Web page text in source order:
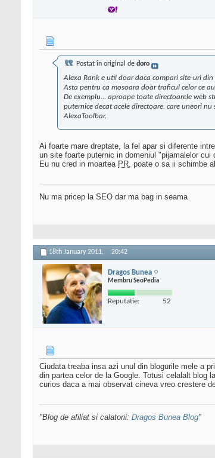
Postat în original de doro
Alexa Rank e util doar daca compari site-uri
Asta pentru ca mosoara doar traficul celor ce
De exemplu... aproape toate directoarele web
puternice decat acele directoare, care uneori
AlexaToolbar.
Ai foarte mare dreptate, la fel apar si diferente
un site foarte puternic in domeniul "pijamalelor
Eu nu cred in moartea PR, poate o sa ii schimbe
Nu ma pricep la SEO dar ma bag in seama
18th January 2011, 20:42
Dragos Bunea
Membru SeoPedia
Reputatie: 52
Ciudata treaba insa azi unul din blogurile mele a
din partea celor de la Google. Totusi celalalt blog
curios daca a mai observat cineva vreo crestere
"Blog de afiliat si calatorii: Dragos Bunea Blog"